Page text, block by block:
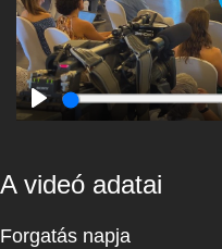
Play
A videó adatai
Forgatás napja